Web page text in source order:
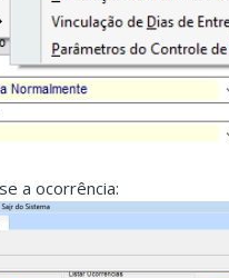
a ocorrência: